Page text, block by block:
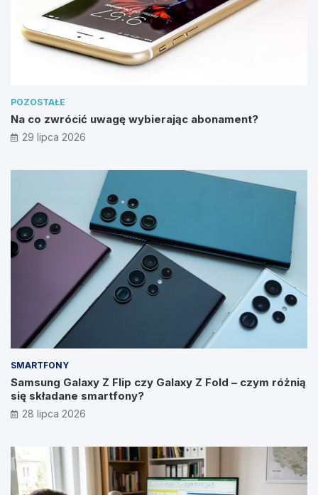
POZOSTAŁE
Na co zwrócić uwagę wybierając abonament?
29 lipca 2026
SMARTFONY
Samsung Galaxy Z Flip czy Galaxy Z Fold – czym różnią
się składane smartfony?
28 lipca 2026